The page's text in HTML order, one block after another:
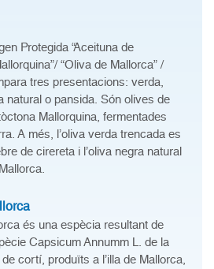
Protegida “Aceituna de
“Oliva de Mallorca” /
tres presentacions: verda,
natural o pansida. Són olives de
Mallorquina, fermentades
A més, l’oliva verda trencada es
de cirereta i l’oliva negra natural
és una espècia resultant de
Capsicum Annumm L. de la
cortí, produïts a l’illa de Mallorca,